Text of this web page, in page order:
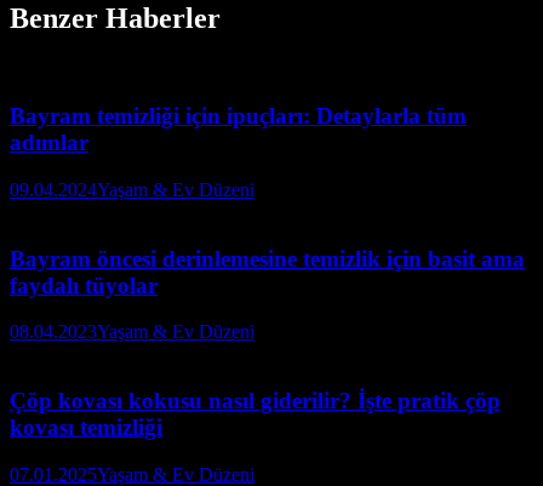
Benzer Haberler
Bayram temizliği için ipuçları: Detaylarla tüm
adımlar
09.04.2024Yaşam & Ev Düzeni
Bayram öncesi derinlemesine temizlik için basit ama
faydalı tüyolar
08.04.2023Yaşam & Ev Düzeni
Çöp kovası kokusu nasıl giderilir? İşte pratik çöp
kovası temizliği
07.01.2025Yaşam & Ev Düzeni